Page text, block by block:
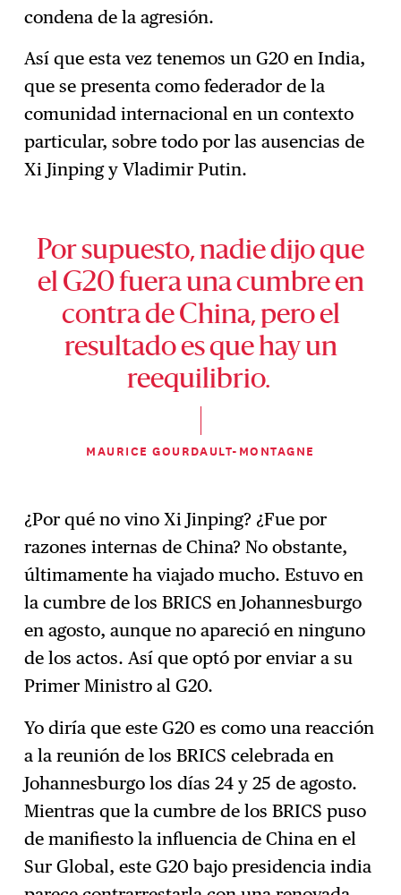
condena de la agresión.
Así que esta vez tenemos un G20 en India,
que se presenta como federador de la
comunidad internacional en un contexto
particular, sobre todo por las ausencias de
Xi Jinping y Vladimir Putin.
Por supuesto, nadie dijo que
el G20 fuera una cumbre en
contra de China, pero el
resultado es que hay un
reequilibrio.
MAURICE GOURDAULT-MONTAGNE
¿Por qué no vino Xi Jinping? ¿Fue por
razones internas de China? No obstante,
últimamente ha viajado mucho. Estuvo en
la cumbre de los BRICS en Johannesburgo
en agosto, aunque no apareció en ninguno
de los actos. Así que optó por enviar a su
Primer Ministro al G20.
Yo diría que este G20 es como una reacción
a la reunión de los BRICS celebrada en
Johannesburgo los días 24 y 25 de agosto.
Mientras que la cumbre de los BRICS puso
de manifiesto la influencia de China en el
Sur Global, este G20 bajo presidencia india